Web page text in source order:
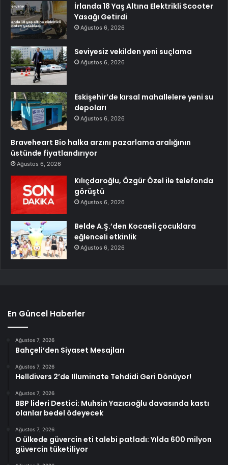
İrlanda 18 Yaş Altına Elektrikli Scooter
Yasağı Getirdi
Ağustos 6, 2026
Seviyesiz vekilden yeni suçlama
Ağustos 6, 2026
Eskişehir’de kırsal mahallelere yeni su
depoları
Ağustos 6, 2026
Braveheart Bio halka arzını pazarlama aralığının
üstünde fiyatlandırıyor
Ağustos 6, 2026
Kılıçdaroğlu, Özgür Özel ile telefonda
görüştü
Ağustos 6, 2026
Belde A.Ş.’den Kocaeli çocuklara
eğlenceli etkinlik
Ağustos 6, 2026
En Güncel Haberler
Ağustos 7, 2026
Bahçeli’den Siyaset Mesajları
Ağustos 7, 2026
Helldivers 2’de Illuminate Tehdidi Geri Dönüyor!
Ağustos 7, 2026
BBP lideri Destici: Muhsin Yazıcıoğlu davasında kastı
olanlar bedel ödeyecek
Ağustos 7, 2026
O ülkede güvercin eti talebi patladı: Yılda 600 milyon
güvercin tüketiliyor